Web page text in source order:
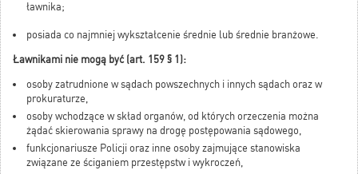
ławnika;
posiada co najmniej wykształcenie średnie lub średnie branżowe.
Ławnikami nie mogą być (art. 159 § 1):
osoby zatrudnione w sądach powszechnych i innych sądach oraz w
prokuraturze,
osoby wchodzące w skład organów, od których orzeczenia można
żądać skierowania sprawy na drogę postępowania sądowego,
funkcjonariusze Policji oraz inne osoby zajmujące stanowiska
związane ze ściganiem przestępstw i wykroczeń,